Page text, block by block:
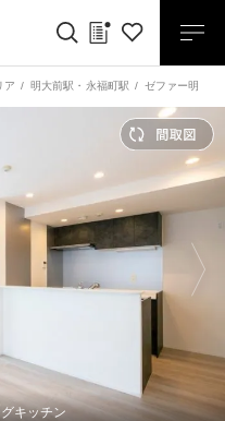
ア 明大前駅 ・ 永福町駅 ゼファー明大
キッチン